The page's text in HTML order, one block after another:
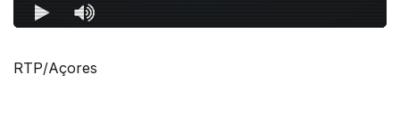
RTP/Açores